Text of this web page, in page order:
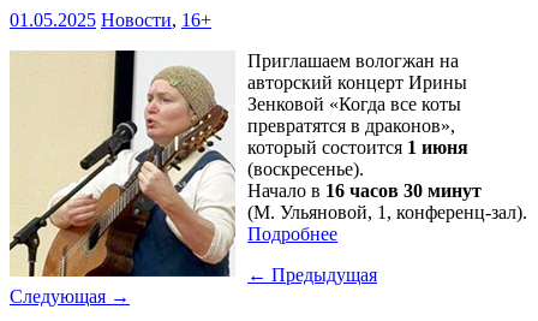
01.05.2025 Новости, 16+
Приглашаем вологжан на
авторский концерт Ирины
Зенковой «Когда все коты
превратятся в драконов»,
который состоится 1 июня
(воскресенье).
Начало в 16 часов 30 минут
(М. Ульяновой, 1, конференц-зал).
Подробнее
← Предыдущая
Следующая →